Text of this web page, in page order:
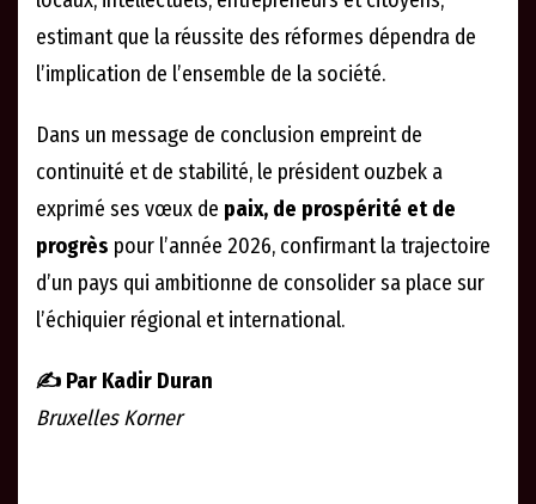
estimant que la réussite des réformes dépendra de
l’implication de l’ensemble de la société.
Dans un message de conclusion empreint de
continuité et de stabilité, le président ouzbek a
exprimé ses vœux de paix, de prospérité et de
progrès pour l’année 2026, confirmant la trajectoire
d’un pays qui ambitionne de consolider sa place sur
l’échiquier régional et international.
✍️ Par Kadir Duran
Bruxelles Korner